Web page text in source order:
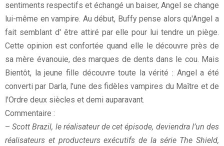
sentiments respectifs et échangé un baiser, Angel se change
lui-même en vampire. Au début, Buffy pense alors qu'Angel a
fait semblant d' être attiré par elle pour lui tendre un piège.
Cette opinion est confortée quand elle le découvre près de
sa mère évanouie, des marques de dents dans le cou. Mais
Bientôt, la jeune fille découvre toute la vérité : Angel a été
converti par Darla, l'une des fidèles vampires du Maître et de
l'Ordre deux siècles et demi auparavant.
Commentaire :
–Scott Brazil, le réalisateur de cet épisode, deviendra l’un des
réalisateurs et producteurs exécutifs de la série The Shield,